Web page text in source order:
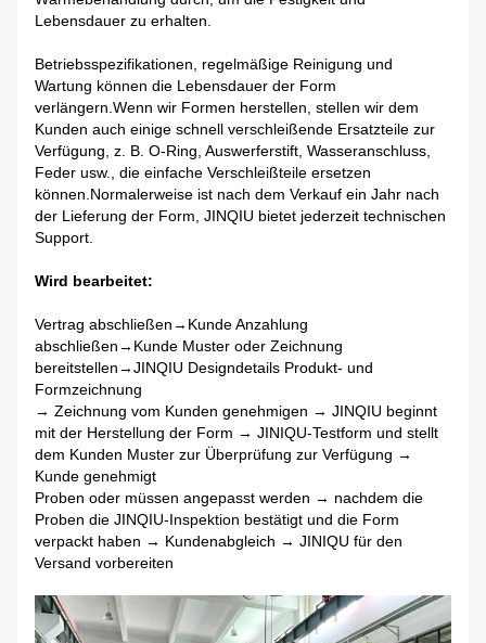
Lebensdauer zu erhalten.
Betriebsspezifikationen, regelmäßige Reinigung und
Wartung können die Lebensdauer der Form
verlängern.Wenn wir Formen herstellen, stellen wir dem
Kunden auch einige schnell verschleißende Ersatzteile zur
Verfügung, z. B. O-Ring, Auswerferstift, Wasseranschluss,
Feder usw., die einfache Verschleißteile ersetzen
können.Normalerweise ist nach dem Verkauf ein Jahr nach
der Lieferung der Form, JINQIU bietet jederzeit technischen
Support.
Wird bearbeitet:
Vertrag abschließen→Kunde Anzahlung
abschließen→Kunde Muster oder Zeichnung
bereitstellen→JINQIU Designdetails Produkt- und
Formzeichnung
→ Zeichnung vom Kunden genehmigen → JINQIU beginnt
mit der Herstellung der Form → JINIQU-Testform und stellt
dem Kunden Muster zur Überprüfung zur Verfügung →
Kunde genehmigt
Proben oder müssen angepasst werden → nachdem die
Proben die JINQIU-Inspektion bestätigt und die Form
verpackt haben → Kundenabgleich → JINIQU für den
Versand vorbereiten